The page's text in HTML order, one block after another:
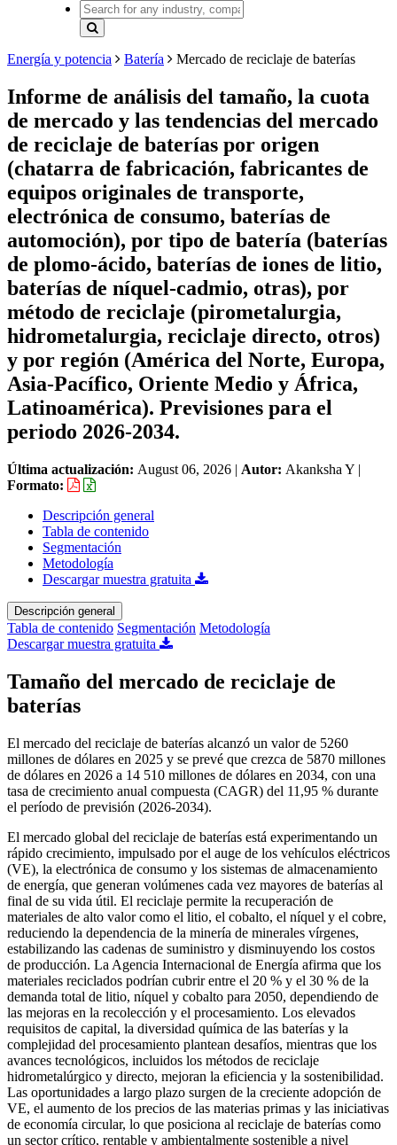
Energía y potencia Batería Mercado de reciclaje de baterías
Informe de análisis del tamaño, la cuota
de mercado y las tendencias del mercado
de reciclaje de baterías por origen
(chatarra de fabricación, fabricantes de
equipos originales de transporte,
electrónica de consumo, baterías de
automoción), por tipo de batería (baterías
de plomo-ácido, baterías de iones de litio,
baterías de níquel-cadmio, otras), por
método de reciclaje (pirometalurgia,
hidrometalurgia, reciclaje directo, otros)
y por región (América del Norte, Europa,
Asia-Pacífico, Oriente Medio y África,
Latinoamérica). Previsiones para el
periodo 2026-2034.
Última actualización: August 06, 2026 | Autor: Akanksha Y |
Formato:
Descripción general
Tabla de contenido
Segmentación
Metodología
Descargar muestra gratuita
Descripción general
Tabla de contenido Segmentación Metodología
Descargar muestra gratuita
Tamaño del mercado de reciclaje de
baterías
El mercado del reciclaje de baterías alcanzó un valor de 5260
millones de dólares en 2025 y se prevé que crezca de 5870 millones
de dólares en 2026 a 14 510 millones de dólares en 2034, con una
tasa de crecimiento anual compuesta (CAGR) del 11,95 % durante
el período de previsión (2026-2034).
El mercado global del reciclaje de baterías está experimentando un
rápido crecimiento, impulsado por el auge de los vehículos eléctricos
(VE), la electrónica de consumo y los sistemas de almacenamiento
de energía, que generan volúmenes cada vez mayores de baterías al
final de su vida útil. El reciclaje permite la recuperación de
materiales de alto valor como el litio, el cobalto, el níquel y el cobre,
reduciendo la dependencia de la minería de minerales vírgenes,
estabilizando las cadenas de suministro y disminuyendo los costos
de producción. La Agencia Internacional de Energía afirma que los
materiales reciclados podrían cubrir entre el 20 % y el 30 % de la
demanda total de litio, níquel y cobalto para 2050, dependiendo de
las mejoras en la recolección y el procesamiento. Los elevados
requisitos de capital, la diversidad química de las baterías y la
complejidad del procesamiento plantean desafíos, mientras que los
avances tecnológicos, incluidos los métodos de reciclaje
hidrometalúrgico y directo, mejoran la eficiencia y la sostenibilidad.
Las oportunidades a largo plazo surgen de la creciente adopción de
VE, el aumento de los precios de las materias primas y las iniciativas
de economía circular, lo que posiciona al reciclaje de baterías como
un sector crítico, rentable y ambientalmente sostenible a nivel